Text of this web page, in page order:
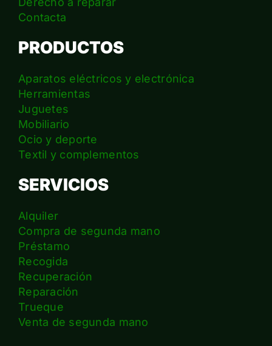
Contacta
PRODUCTOS
Aparatos eléctricos y electrónica
Herramientas
Juguetes
Mobiliario
Ocio y deporte
Textil y complementos
SERVICIOS
Alquiler
Compra de segunda mano
Préstamo
Recogida
Recuperación
Reparación
Trueque
Venta de segunda mano